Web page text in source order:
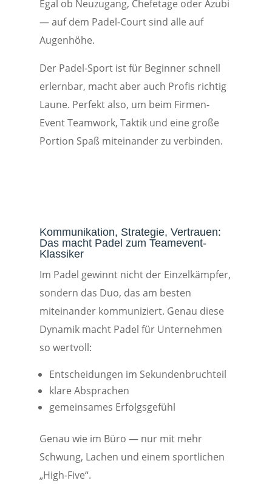
Egal ob Neuzugang, Chefetage oder Azubi
— auf dem Padel-Court sind alle auf
Augenhöhe.
Der Padel-Sport ist für Beginner schnell
erlernbar, macht aber auch Profis richtig
Laune. Perfekt also, um beim Firmen-
Event Teamwork, Taktik und eine große
Portion Spaß miteinander zu verbinden.
Kommunikation, Strategie, Vertrauen:
Das macht Padel zum Teamevent-
Klassiker
Im Padel gewinnt nicht der Einzelkämpfer,
sondern das Duo, das am besten
miteinander kommuniziert. Genau diese
Dynamik macht Padel für Unternehmen
so wertvoll:
Entscheidungen im Sekundenbruchteil
klare Absprachen
gemeinsames Erfolgsgefühl
Genau wie im Büro — nur mit mehr
Schwung, Lachen und einem sportlichen
„High-Five“.